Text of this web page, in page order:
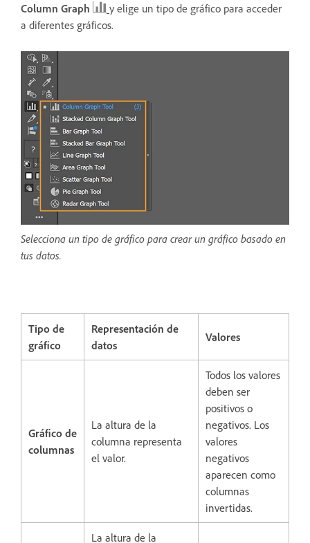
Column Graph
y elige un tipo de gráfico para acceder
a diferentes gráficos.
Selecciona un tipo de gráfico para crear un gráfico basado en
tus datos.
Tipo de
gráfico
Representación de
datos
Valores
Gráfico de
columnas
La altura de la
columna representa
el valor.
Todos los valores
deben ser
positivos o
negativos. Los
valores
negativos
aparecen como
columnas
invertidas.
La altura de la